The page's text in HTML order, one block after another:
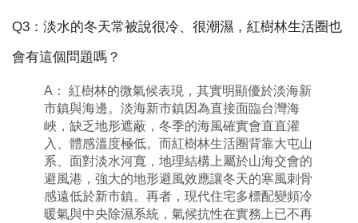
Q3：淡水的冬天常被說很冷、很潮濕，紅樹林生活圈也
會有這個問題嗎？
A： 紅樹林的微氣候表現，其實明顯優於淡海新
市鎮與海邊。淡海新市鎮因為直接面臨台灣海
峽，缺乏地形遮蔽，冬季的海風確實會直直灌
入、體感溫度極低。而紅樹林生活圈背靠大屯山
系、面對淡水河寬，地理結構上屬於山海交會的
避風港，強大的地形避風效應讓冬天的寒風刺骨
感遠低於新市鎮。再者，現代住宅多標配變頻冷
暖氣與中央除濕系統，氣候抗性在實務上已不再